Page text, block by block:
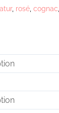
, rosé cognac